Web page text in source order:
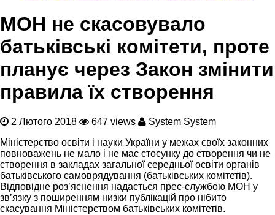
МОН не скасовувало
батьківські комітети, проте
планує через Закон змінити
правила їх створення
2 Лютого 2018 647 views
System System
Міністерство освіти і науки України у межах своїх законних
повноважень не мало і не має стосунку до створення чи не
створення в закладах загальної середньої освіти органів
батьківського самоврядування (батьківських комітетів).
Відповідне роз’яснення надається прес-службою МОН у
зв’язку з поширенням низки публікацій про нібито
скасування Міністерством батьківських комітетів.